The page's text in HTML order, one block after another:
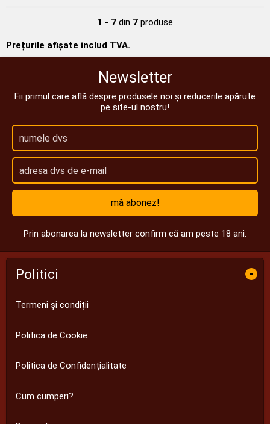
1 - 7 din 7 produse
Prețurile afișate includ TVA.
Newsletter
Fii primul care află despre produsele noi și reducerile apărute
pe site-ul nostru!
mă abonez!
Prin abonarea la newsletter confirm că am peste 18 ani.
Politici -
Termeni și condiții
Politica de Cookie
Politica de Confidențialitate
Cum cumperi?